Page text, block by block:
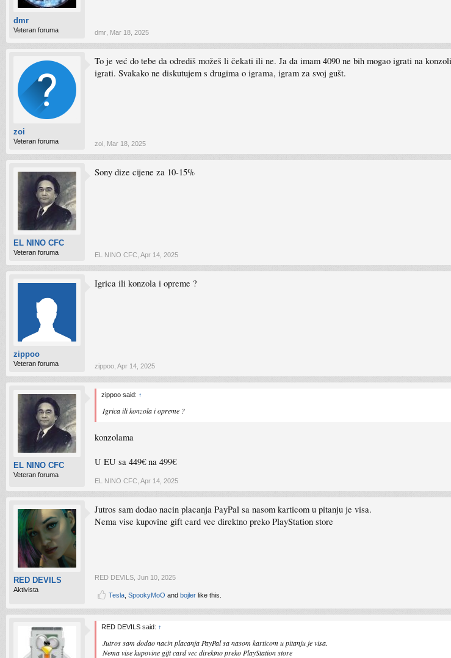
dmr
Veteran foruma dmr Mar 18, 2025
zoi
Veteran foruma
To je već do tebe da odrediš možeš li čekati ili ne. Ja da imam 4090 ne bih mogao igrati na
igrati. Svakako ne diskutujem s drugima o igrama, igram za svoj gušt.
zoi Mar 18, 2025
EL NINO CFC
Veteran foruma
Sony dize cijene za 10-15%
EL NINO CFC Apr 14, 2025
zippoo
Veteran foruma
Igrica ili konzola i opreme ?
zippoo Apr 14, 2025
EL NINO CFC
Veteran foruma
zippoo said: ↑
Igrica ili konzola i opreme ?
konzolama
U EU sa 449€ na 499€
EL NINO CFC Apr 14, 2025
RED DEVILS
Aktivista
Jutros sam dodao nacin placanja PayPal sa nasom karticom u pitanju je visa.
Nema vise kupovine gift card vec direktno preko PlayStation store
RED DEVILS Jun 10, 2025
Tesla SpookyMoO and bojler like this.
RED DEVILS said: ↑
Jutros sam dodao nacin placanja PayPal sa nasom karticom u pitanju je visa.
Nema vise kupovine gift card vec direktno preko PlayStation store